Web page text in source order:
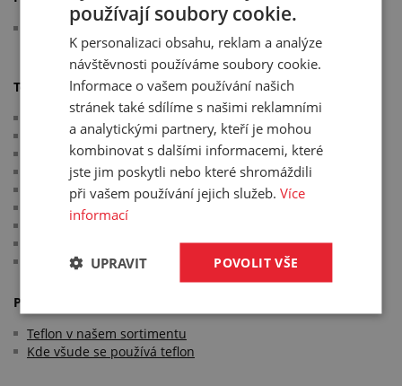
pro utěsnění závitů s vodou, vzduchem a plynem na
potrubních vedeních
Technické parametry:
vynikající chemická odolnost
výborná odolnost proti vysokým teplotám
výborné dielektrické vlastnosti
odolnost proti stárnutí
nízká nasákavost a odolnost proti rozpouštědlům
dobré kluzné vlastnosti
2 ks v balení
teplotní odolnost: -200 °C/+260 °C
Přečtěte si na našem blogu:
Teflon v našem sortimentu
Kde všude se používá teflon
používají soubory cookie.
K personalizaci obsahu, reklam a analýze
návštěvnosti používáme soubory cookie.
Informace o vašem používání našich
stránek také sdílíme s našimi reklamními
a analytickými partnery, kteří je mohou
kombinovat s dalšími informacemi, které
jste jim poskytli nebo které shromáždili
při vašem používání jejich služeb.Více
informací
POVOLIT VŠE
UPRAVIT